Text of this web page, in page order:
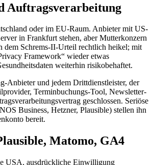
Auftragsverarbeitung
oder im EU-Raum. Anbieter mit US-
in Frankfurt stehen, aber Mutterkonzern
dem Schrems-II-Urteil rechtlich heikel; mit
Framework“ wieder etwas
weiterhin risikobehaftet.
Anbieter und jedem Drittdienstleister, der
Terminbuchungs-Tool, Newsletter-
geschlossen. Seriöse
Business, Hetzner, Plausible) stellen ihn
bereit.
Matomo, GA4
USA, ausdrückliche Einwilligung